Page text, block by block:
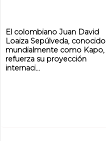
El colombiano Juan David
Loaiza Sepúlveda, conocido
mundialmente como Kapo,
refuerza su proyección
internaci...